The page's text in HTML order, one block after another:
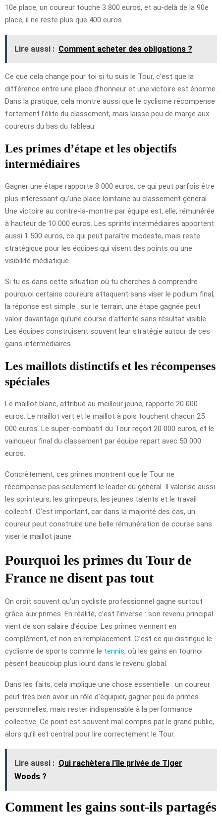
10e place, un coureur touche 3 800 euros, et au-delà de la 90e
place, il ne reste plus que 400 euros.
Lire aussi : Comment acheter des obligations ?
Ce que cela change pour toi si tu suis le Tour, c’est que la
différence entre une place d’honneur et une victoire est énorme.
Dans la pratique, cela montre aussi que le cyclisme récompense
fortement l’élite du classement, mais laisse peu de marge aux
coureurs du bas du tableau.
Les primes d’étape et les objectifs
intermédiaires
Gagner une étape rapporte 8 000 euros, ce qui peut parfois être
plus intéressant qu’une place lointaine au classement général.
Une victoire au contre-la-montre par équipe est, elle, rémunérée
à hauteur de 10 000 euros. Les sprints intermédiaires apportent
aussi 1 500 euros, ce qui peut paraître modeste, mais reste
stratégique pour les équipes qui visent des points ou une
visibilité médiatique.
Si tu es dans cette situation où tu cherches à comprendre
pourquoi certains coureurs attaquent sans viser le podium final,
la réponse est simple : sur le terrain, une étape gagnée peut
valoir davantage qu’une course d’attente sans résultat visible.
Les équipes construisent souvent leur stratégie autour de ces
gains intermédiaires.
Les maillots distinctifs et les récompenses
spéciales
Le maillot blanc, attribué au meilleur jeune, rapporte 20 000
euros. Le maillot vert et le maillot à pois touchent chacun 25
000 euros. Le super-combatif du Tour reçoit 20 000 euros, et le
vainqueur final du classement par équipe repart avec 50 000
euros.
Concrètement, ces primes montrent que le Tour ne
récompense pas seulement le leader du général. Il valorise aussi
les sprinteurs, les grimpeurs, les jeunes talents et le travail
collectif. C’est important, car dans la majorité des cas, un
coureur peut construire une belle rémunération de course sans
viser le maillot jaune.
Pourquoi les primes du Tour de
France ne disent pas tout
On croit souvent qu’un cycliste professionnel gagne surtout
grâce aux primes. En réalité, c’est l’inverse : son revenu principal
vient de son salaire d’équipe. Les primes viennent en
complément, et non en remplacement. C’est ce qui distingue le
cyclisme de sports comme le tennis, où les gains en tournoi
pèsent beaucoup plus lourd dans le revenu global.
Dans les faits, cela implique une chose essentielle : un coureur
peut très bien avoir un rôle d’équipier, gagner peu de primes
personnelles, mais rester indispensable à la performance
collective. Ce point est souvent mal compris par le grand public,
alors qu’il est central pour lire correctement le Tour.
Lire aussi : Qui rachètera l'île privée de Tiger
Woods ?
Comment les gains sont-ils partagés